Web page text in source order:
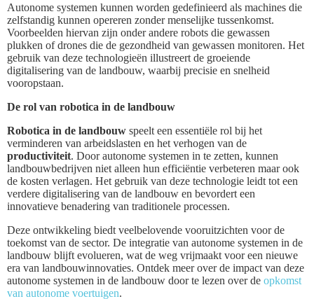
Autonome systemen kunnen worden gedefinieerd als machines die
zelfstandig kunnen opereren zonder menselijke tussenkomst.
Voorbeelden hiervan zijn onder andere robots die gewassen
plukken of drones die de gezondheid van gewassen monitoren. Het
gebruik van deze technologieën illustreert de groeiende
digitalisering van de landbouw, waarbij precisie en snelheid
vooropstaan.
De rol van robotica in de landbouw
Robotica in de landbouw speelt een essentiële rol bij het
verminderen van arbeidslasten en het verhogen van de
productiviteit. Door autonome systemen in te zetten, kunnen
landbouwbedrijven niet alleen hun efficiëntie verbeteren maar ook
de kosten verlagen. Het gebruik van deze technologie leidt tot een
verdere digitalisering van de landbouw en bevordert een
innovatieve benadering van traditionele processen.
Deze ontwikkeling biedt veelbelovende vooruitzichten voor de
toekomst van de sector. De integratie van autonome systemen in de
landbouw blijft evolueren, wat de weg vrijmaakt voor een nieuwe
era van landbouwinnovaties. Ontdek meer over de impact van deze
autonome systemen in de landbouw door te lezen over de opkomst
van autonome voertuigen.